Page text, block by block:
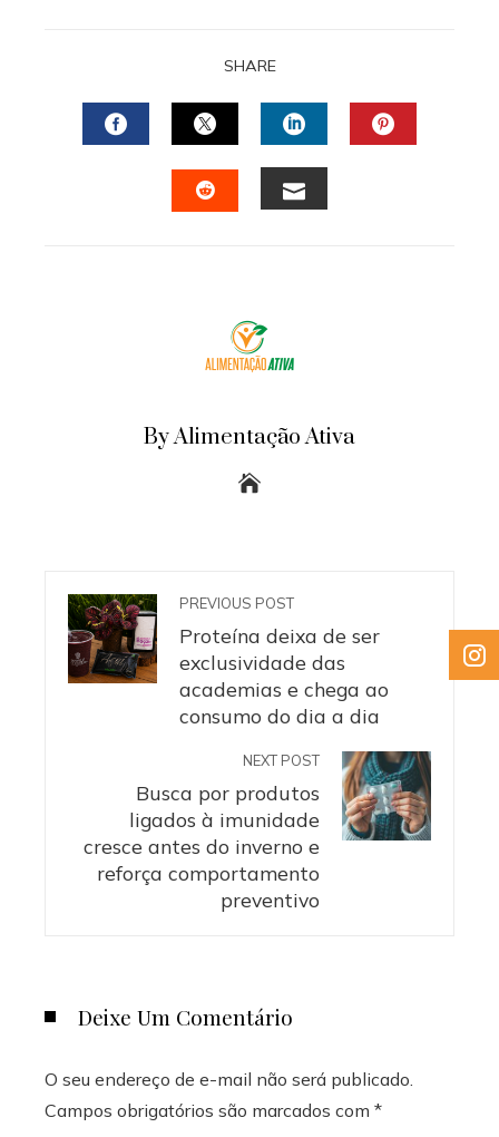
SHARE
FACEBOOKTWITTERLINKEDIN
By Alimentação Ativa
PREVIOUS POST
Proteína deixa de ser
exclusividade das
academias e chega ao
consumo do dia a dia
NEXT POST
Busca por produtos
ligados à imunidade
cresce antes do inverno e
reforça comportamento
preventivo
Deixe Um Comentário
O seu endereço de e-mail não será publicado.
Campos obrigatórios são marcados com *